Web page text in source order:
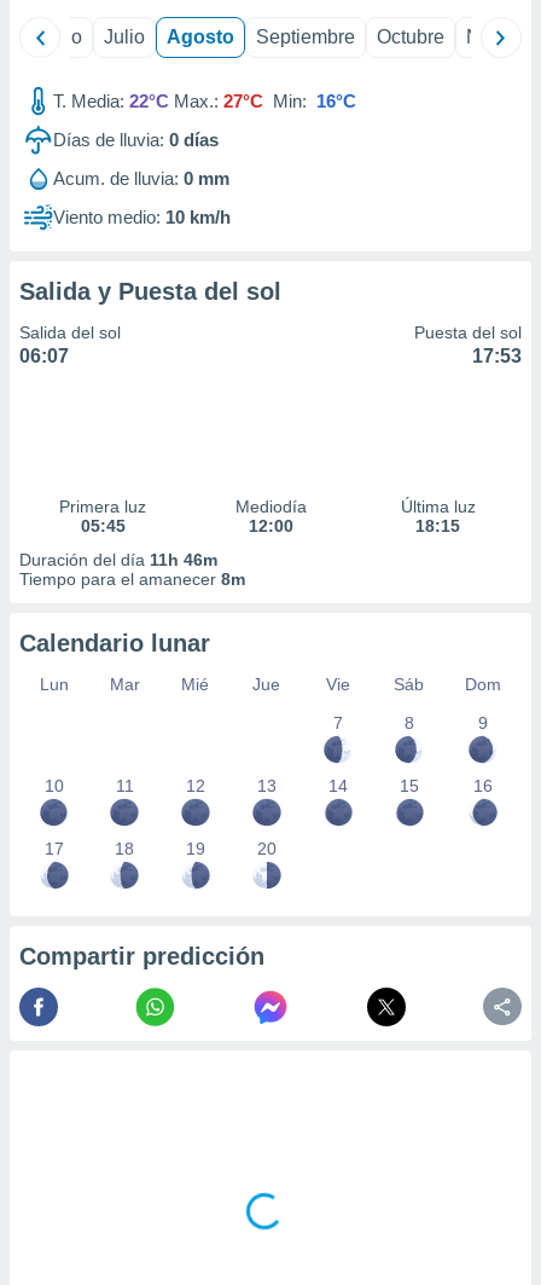
e
mediante
publicidad
de
Junio Julio Agosto Septiembre Octubre
T. Media: 22°C Max.: 27°C Min: 16°C
Días de lluvia: 0 días
Acum. de lluvia: 0 mm
Viento medio: 10 km/h
Salida y Puesta del sol
Salida del sol
06:07
Puesta del sol
17:53
Primera luz
05:45
Mediodía
12:00
Última luz
18:15
Duración del día 11h 46m
Tiempo para el amanecer 8m
Calendario lunar
Lun Mar Mié Jue Vie Sáb
Dom
7
8 9
10 11 12 13 14 15 16
17 18 19 20
Compartir predicción